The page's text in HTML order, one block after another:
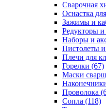
Сварочная
Оснастка
Зажимы и
Редукторы и
Наборы и
Пистолеты
Плечи для
Горелки (67)
Маски
Проволока
Сопла (118)